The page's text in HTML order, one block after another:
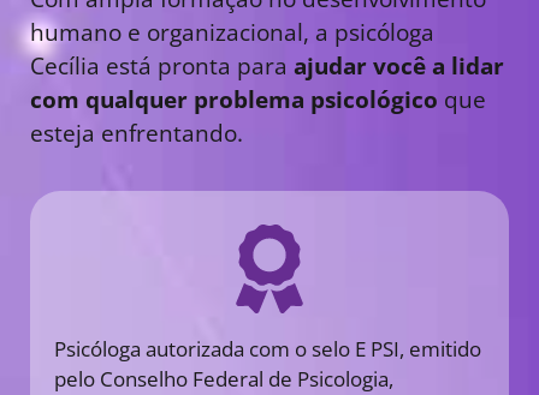
humano e organizacional, a psicóloga
Cecília está pronta para ajudar você a lidar
com qualquer problema psicológico que
esteja enfrentando.
Psicóloga autorizada com o selo E PSI, emitido
pelo Conselho Federal de Psicologia,